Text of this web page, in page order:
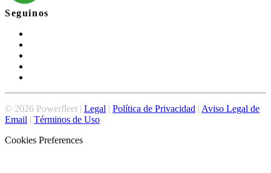
Seguinos
© 2026 Powerfleet | Legal | Política de Privacidad | Aviso Legal de
Email | Términos de Uso
Cookies Preferences